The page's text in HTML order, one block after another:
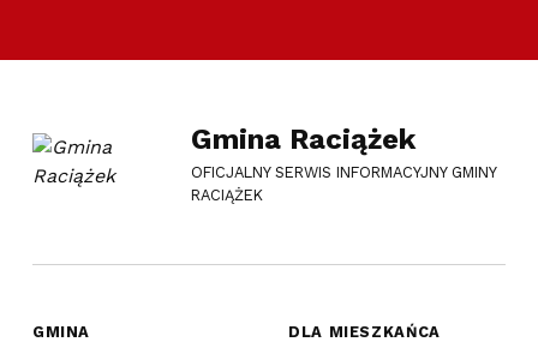
Gmina Raciążek
OFICJALNY SERWIS INFORMACYJNY GMINY
RACIĄŻEK
GMINA DLA MIESZKAŃCA